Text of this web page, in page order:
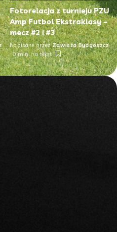
Fotorelacja z turnieju PZU
Amp Futbol Ekstraklasy –
mecz #2 i #3
Napisane przez Zawisza Bydgoszcz
0 min. na tekst